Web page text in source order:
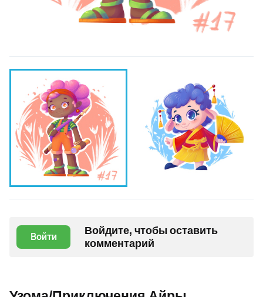
Войти
Войдите, чтобы оставить
комментарий